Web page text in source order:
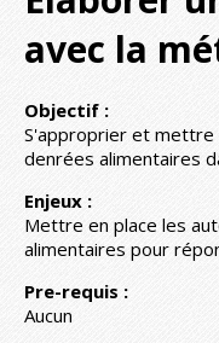
avec la
Objectif :
S'approprier et mettre
denrées alimentaires
Enjeux :
Mettre en place les
alimentaires pour
Pre-requis :
Aucun